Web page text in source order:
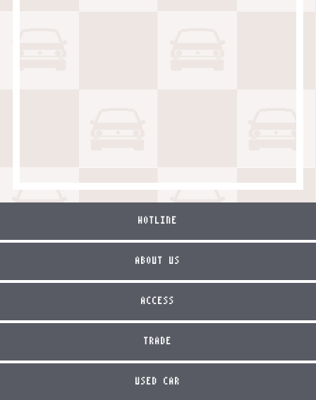
HOTLINE
ABOUT US
ACCESS
TRADE
USED CAR